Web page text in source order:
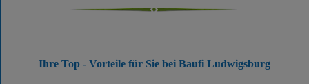
Ihre Top - Vorteile für Sie bei Baufi Ludwigsburg